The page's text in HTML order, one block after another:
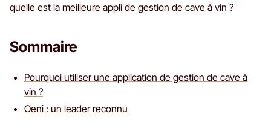
quelle est la meilleure appli de gestion de cave à vin ?
Sommaire
Pourquoi utiliser une application de gestion de cave à
vin ?
Oeni : un leader reconnu